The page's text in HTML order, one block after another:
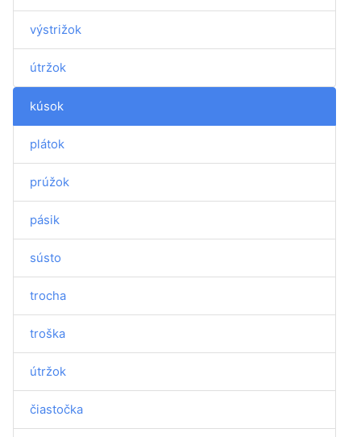
výstrižok
útržok
kúsok
plátok
prúžok
pásik
sústo
trocha
troška
útržok
čiastočka